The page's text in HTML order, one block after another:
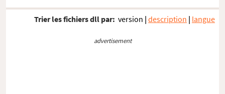
Trier les fichiers dll par: version | description | langue
advertisement